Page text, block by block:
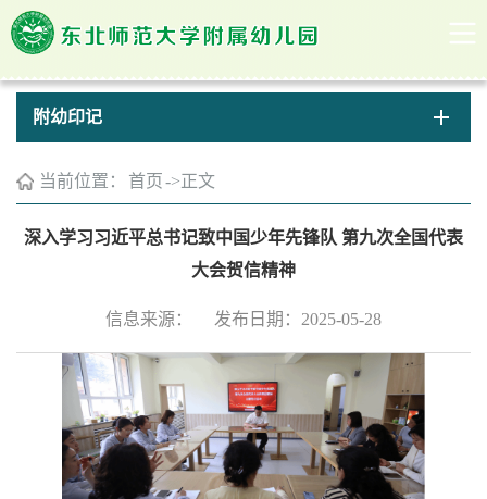
附幼印记
当前位置： 首页 ->正文
深入学习习近平总书记致中国少年先锋队 第九次全国代表
大会贺信精神
信息来源： 发布日期：2025-05-28